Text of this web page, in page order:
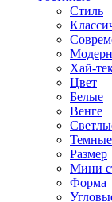
Стиль
Модерн
Хай-
Цвет
Белые
Венге
Темные
Размер
Мини
Форма